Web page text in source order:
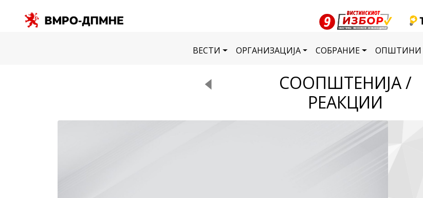
ВЕСТИ ОРГАНИЗАЦИЈА СОБРАНИЕ ОПШТИНИ
СООПШТЕНИЈА /
РЕАКЦИИ